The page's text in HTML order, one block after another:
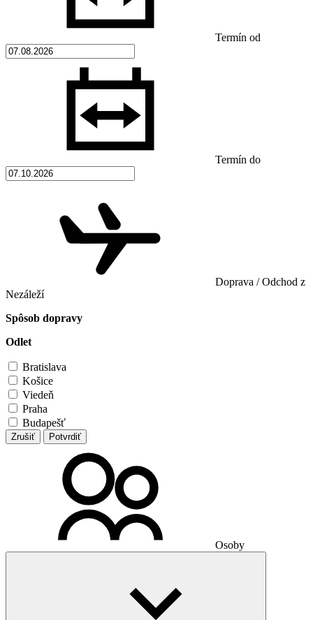
Termín od
Termín do
Doprava / Odchod z
Nezáleží
Spôsob dopravy
Odlet
Bratislava
Košice
Viedeň
Praha
Budapešť
Zrušiť Potvrdiť
Osoby